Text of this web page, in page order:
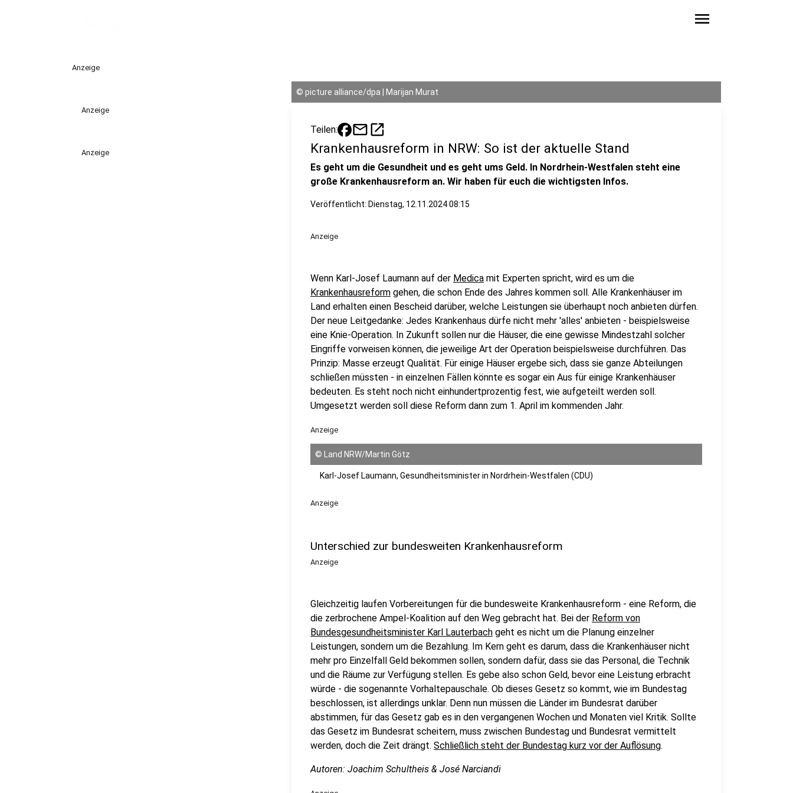
menu
Anzeige
Anzeige
Anzeige
© picture alliance/dpa | Marijan Murat
Teilen: mailopen_in_new
Krankenhausreform in NRW: So ist der aktuelle Stand
Es geht um die Gesundheit und es geht ums Geld. In Nordrhein-Westfalen steht eine
große Krankenhausreform an. Wir haben für euch die wichtigsten Infos.
Veröffentlicht: Dienstag, 12.11.2024 08:15
Anzeige
Wenn Karl-Josef Laumann auf der Medica mit Experten spricht, wird es um die
Krankenhausreform gehen, die schon Ende des Jahres kommen soll. Alle Krankenhäuser im
Land erhalten einen Bescheid darüber, welche Leistungen sie überhaupt noch anbieten dürfen.
Der neue Leitgedanke: Jedes Krankenhaus dürfe nicht mehr 'alles' anbieten - beispielsweise
eine Knie-Operation. In Zukunft sollen nur die Häuser, die eine gewisse Mindestzahl solcher
Eingriffe vorweisen können, die jeweilige Art der Operation beispielsweise durchführen. Das
Prinzip: Masse erzeugt Qualität. Für einige Häuser ergebe sich, dass sie ganze Abteilungen
schließen müssten - in einzelnen Fällen könnte es sogar ein Aus für einige Krankenhäuser
bedeuten. Es steht noch nicht einhundertprozentig fest, wie aufgeteilt werden soll.
Umgesetzt werden soll diese Reform dann zum 1. April im kommenden Jahr.
Anzeige
© Land NRW/Martin Götz
Karl-Josef Laumann, Gesundheitsminister in Nordrhein-Westfalen (CDU)
Anzeige
Unterschied zur bundesweiten Krankenhausreform
Anzeige
Gleichzeitig laufen Vorbereitungen für die bundesweite Krankenhausreform - eine Reform, die
die zerbrochene Ampel-Koalition auf den Weg gebracht hat. Bei der Reform von
Bundesgesundheitsminister Karl Lauterbach geht es nicht um die Planung einzelner
Leistungen, sondern um die Bezahlung. Im Kern geht es darum, dass die Krankenhäuser nicht
mehr pro Einzelfall Geld bekommen sollen, sondern dafür, dass sie das Personal, die Technik
und die Räume zur Verfügung stellen. Es gebe also schon Geld, bevor eine Leistung erbracht
würde - die sogenannte Vorhaltepauschale. Ob dieses Gesetz so kommt, wie im Bundestag
beschlossen, ist allerdings unklar. Denn nun müssen die Länder im Bundesrat darüber
abstimmen, für das Gesetz gab es in den vergangenen Wochen und Monaten viel Kritik. Sollte
das Gesetz im Bundesrat scheitern, muss zwischen Bundestag und Bundesrat vermittelt
werden, doch die Zeit drängt. Schließlich steht der Bundestag kurz vor der Auflösung.
Autoren: Joachim Schultheis & José Narciandi